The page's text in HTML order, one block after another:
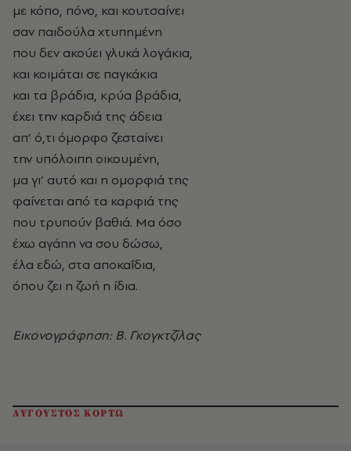
με κόπο, πόνο, και κουτσαίνει
σαν παιδούλα χτυπημένη
που δεν ακούει γλυκά λογάκια,
και κοιμάται σε παγκάκια
και τα βράδια, κρύα βράδια,
έχει την καρδιά της άδεια
απ’ ό,τι όμορφο ζεσταίνει
την υπόλοιπη οικουμένη,
μα γι’ αυτό και η ομορφιά της
φαίνεται από τα καρφιά της
που τρυπούν βαθιά. Μα όσο
έχω αγάπη να σου δώσω,
έλα εδώ, στα αποκαΐδια,
όπου ζει η ζωή η ίδια.
Εικονογράφηση: Β. Γκογκτζίλας
ΑΥΓΟΥΣΤΟΣ ΚΟΡΤΩ